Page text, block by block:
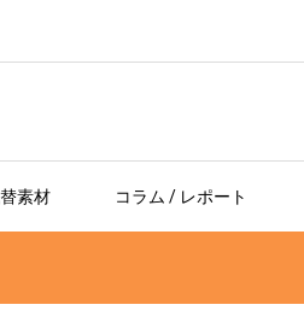
素材 コラム / レポート